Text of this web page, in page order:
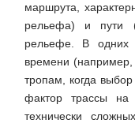
маршрута,
рельефа) и пути
рельефе. В одних
времени
тропам, когда выбор
фактор трассы на
технически